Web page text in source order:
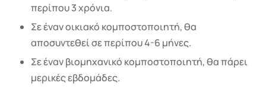
περίπου 3 χρόνια.
Σε έναν οικιακό κομποστοποιητή, θα
αποσυντεθεί σε περίπου 4-6 μήνες.
Σε έναν βιομηχανικό κομποστοποιητή, θα πάρει
μερικές εβδομάδες.